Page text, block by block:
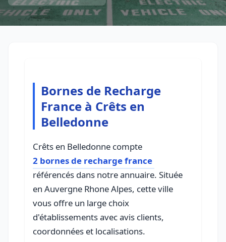
Bornes de Recharge
France à Crêts en
Belledonne
Crêts en Belledonne compte
2 bornes de recharge france
référencés dans notre annuaire. Située
en Auvergne Rhone Alpes, cette ville
vous offre un large choix
d'établissements avec avis clients,
coordonnées et localisations.